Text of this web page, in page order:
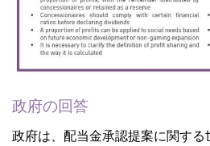
政府の回答
政府は、配当金承認提案に関す